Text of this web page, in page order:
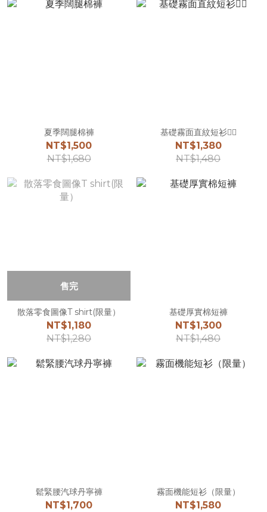
夏季闊腿棉褲
NT$1,500
NT$1,680
基礎霧面直紋短衫☝🏻
NT$1,380
NT$1,480
售完
散落零食圖像T shirt(限量）
NT$1,180
NT$1,280
基礎厚實棉短褲
NT$1,300
NT$1,480
鬆緊腰汽球丹寧褲
NT$1,700
霧面機能短衫（限量）
NT$1,580